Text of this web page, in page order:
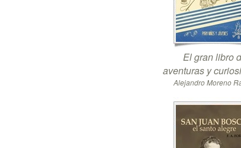
El gran libro
aventuras y
Alejandro Moreno